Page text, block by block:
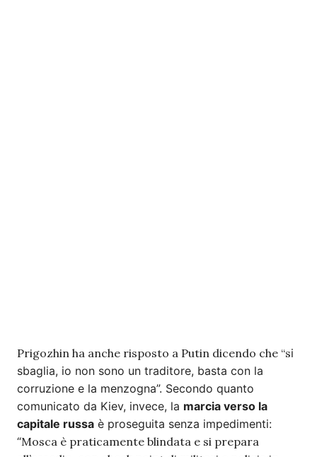
Prigozhin ha anche risposto a Putin dicendo che “si
sbaglia, io non sono un traditore, basta con la
corruzione e la menzogna”. Secondo quanto
comunicato da Kiev, invece, la marcia verso la
capitale russa è proseguita senza impedimenti:
“Mosca è praticamente blindata e si prepara